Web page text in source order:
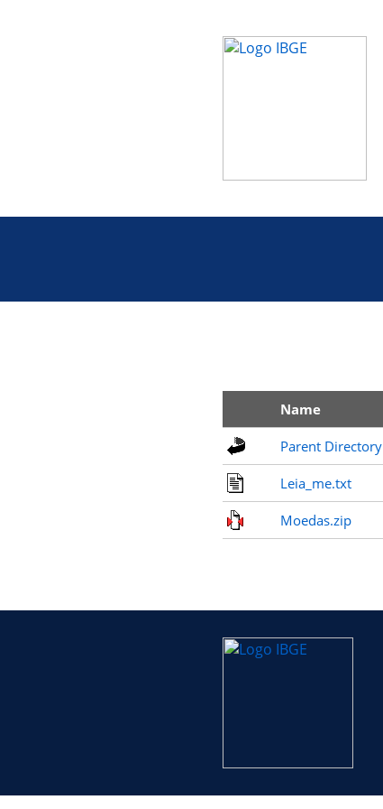
Name
Parent Directory
Leia_me.txt
Moedas.zip